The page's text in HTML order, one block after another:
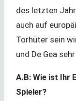
des letzten
auch auf
Torhüter sein
und De Gea
A.B: Wie ist Ihr
Spieler?